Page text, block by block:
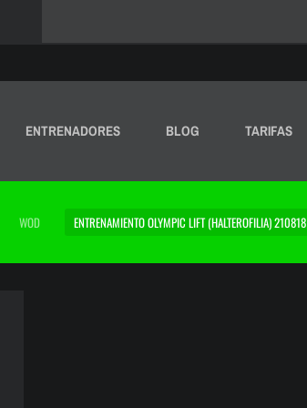
ENTRENADORES BLOG TARIFAS
WOD ENTRENAMIENTO OLYMPIC LIFT (HALTEROFILIA) 210818